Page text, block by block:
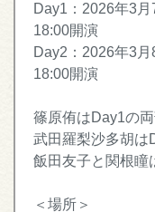
Day1：2026年3
18:00開演
Day2：2026年3
18:00開演
篠原侑はDay1の
武田羅梨沙多胡は
飯田友子と関根瞳
＜場所＞